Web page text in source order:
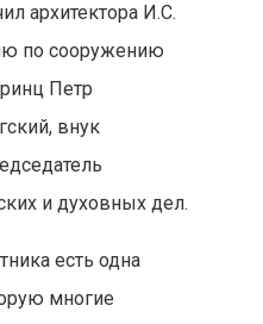
архитектора И.С.
по сооружению
Петр
внук
и духовных дел.
есть одна
многие